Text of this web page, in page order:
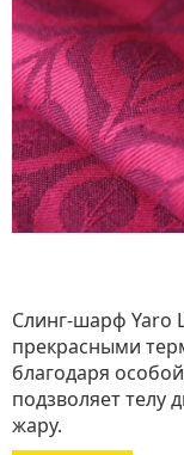
Слинг-шарф Yaro
прекрасными
благодаря
подзволяет телу
жару.